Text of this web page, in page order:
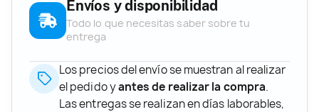
Envíos y disponibilidad
Todo lo que necesitas saber sobre tu
entrega
Los precios del envío se muestran al realizar
el pedido yantes de realizar la compra.
Las entregas se realizan en días laborables,